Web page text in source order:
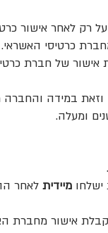
רק לאחר אישור
כרטיסי האשראי.
אישור של חברת
וזאת במידה
ישלחו מיידית לאחר
אישור מחברת